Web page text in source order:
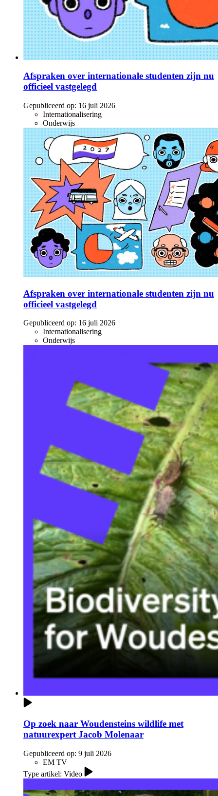
Afspraken over internationale studenten zijn nu
officieel vastgelegd
Gepubliceerd op: 16 juli 2026
Internationalisering
Onderwijs
Afspraken over internationale studenten zijn nu
officieel vastgelegd
Gepubliceerd op: 16 juli 2026
Internationalisering
Onderwijs
Op zoek naar Woudensteins wildlife met
natuurexpert Jacob Molenaar
Gepubliceerd op: 9 juli 2026
EM TV
Type artikel: Video